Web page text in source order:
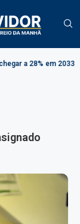
Projeto cria